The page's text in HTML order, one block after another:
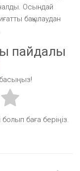
Осындай
бақылаудан
пайдалы
баға беріңіз.